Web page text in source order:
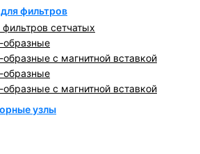
фильтров
сетчатых
образные
с магнитной вставкой
образные
с магнитной вставкой
узлы